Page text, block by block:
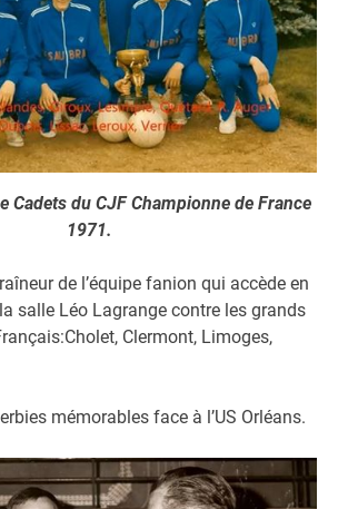
Cadets du CJF Championne de France
1971.
de l’équipe fanion qui accède en
salle Léo Lagrange contre les grands
Clermont, Limoges,
mémorables face à l’US Orléans.